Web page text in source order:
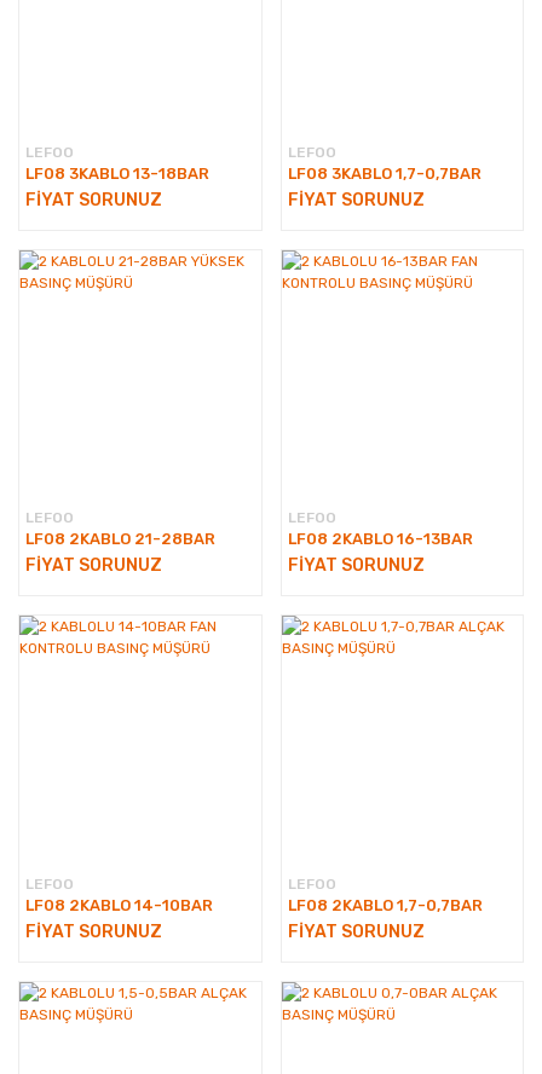
LEFOO
LF08 3KABLO 13-18BAR
FİYAT SORUNUZ
LEFOO
LF08 3KABLO 1,7-0,7BAR
FİYAT SORUNUZ
LEFOO
LF08 2KABLO 21-28BAR
FİYAT SORUNUZ
LEFOO
LF08 2KABLO 16-13BAR
FİYAT SORUNUZ
LEFOO
LF08 2KABLO 14-10BAR
FİYAT SORUNUZ
LEFOO
LF08 2KABLO 1,7-0,7BAR
FİYAT SORUNUZ